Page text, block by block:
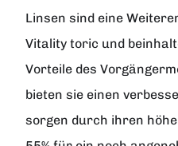
Linsen sind eine
Vitality toric und
Vorteile des
bieten sie einen
sorgen durch ihren